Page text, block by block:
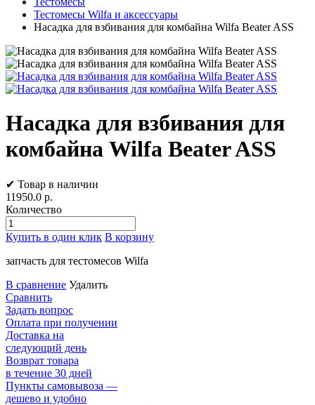
Тестомесы Wilfa и аксессуары
Насадка для взбивания для комбайна Wilfa Beater ASS
Насадка для взбивания для
комбайна Wilfa Beater ASS
✔ Товар в наличии
11950.0 р.
Количество
Купить в один клик В корзину
запчасть для тестомесов Wilfa
В сравнение Удалить
Сравнить
Задать вопрос
Оплата при получении
Доставка на
следующий день
Возврат товара
в течение 30 дней
Пункты самовывоза —
дешево и удобно